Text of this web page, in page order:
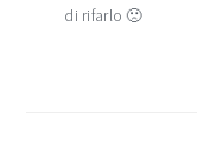
di rifarlo 🙁